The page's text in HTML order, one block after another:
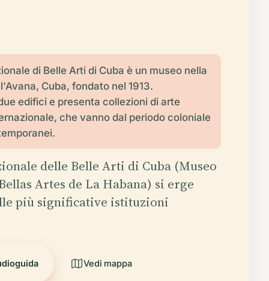
di Belle Arti di Cuba è un museo nella
Cuba, fondato nel 1913.
edifici e presenta collezioni di arte
che vanno dal periodo coloniale
delle Belle Arti di Cuba (Museo
Artes de La Habana) si erge
più significative istituzioni
Vedi mappa